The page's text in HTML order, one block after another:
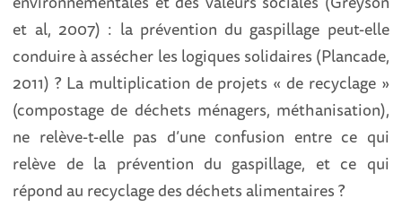
et al, 2007) : la prévention du gaspillage peut-elle
conduire à assécher les logiques solidaires (Plancade,
2011) ? La multiplication de projets « de recyclage »
(compostage de déchets ménagers, méthanisation),
ne relève-t-elle pas d’une confusion entre ce qui
relève de la prévention du gaspillage, et ce qui
répond au recyclage des déchets alimentaires ?